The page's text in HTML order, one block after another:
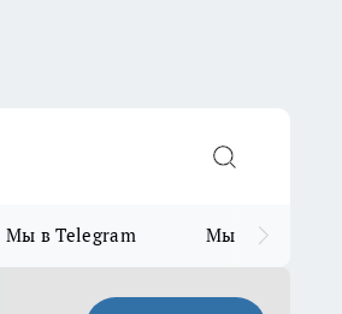
Мы в Telegram Мы в MAX